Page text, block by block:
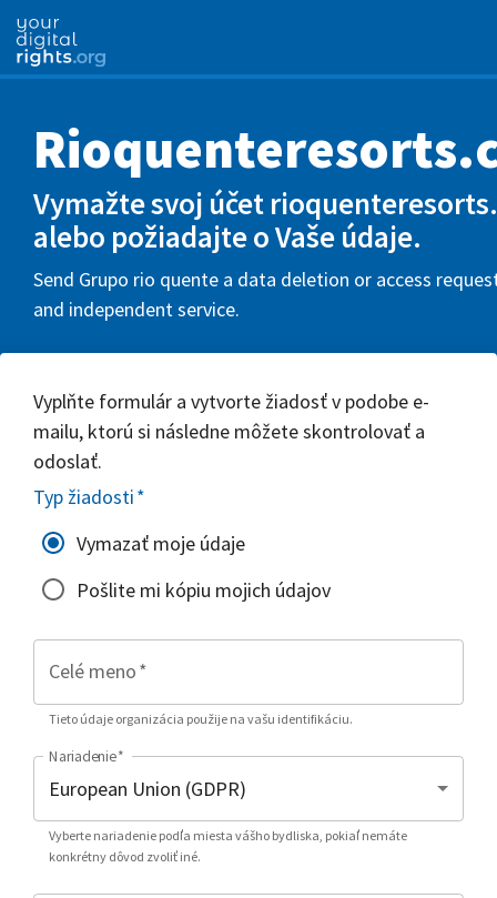
Vymažte svoj účet
alebo požiadajte o Vaše údaje.
Send Grupo rio quente a data deletion or access
and independent service.
Vyplňte formulár a vytvorte žiadosť v podobe e-
mailu, ktorú si následne môžete skontrolovať a
odoslať.
Typ žiadosti*
Vymazať moje údaje
Pošlite mi kópiu mojich údajov
Celé meno*
Tieto údaje organizácia použije na vašu identifikáciu.
Nariadenie*
Vyberte nariadenie podľa miesta vášho bydliska, pokiaľ nemáte
konkrétny dôvod zvoliť iné.